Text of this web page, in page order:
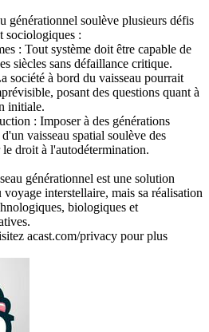
générationnel soulève plusieurs défis
sociologiques :
: Tout système doit être capable de
siècles sans défaillance critique.
société à bord du vaisseau pourrait
posant des questions quant à
initiale.
: Imposer à des générations
vaisseau spatial soulève des
le droit à l'autodétermination.
générationnel est une solution
interstellaire, mais sa réalisation
biologiques et
acast.com/privacy pour plus